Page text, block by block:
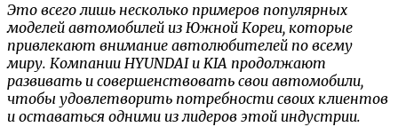
Это всего лишь несколько примеров популярных
моделей автомобилей из Южной Кореи, которые
привлекают внимание автолюбителей по всему
миру. Компании HYUNDAI и KIA продолжают
развивать и совершенствовать свои автомобили,
чтобы удовлетворить потребности своих клиентов
и оставаться одними из лидеров этой индустрии.